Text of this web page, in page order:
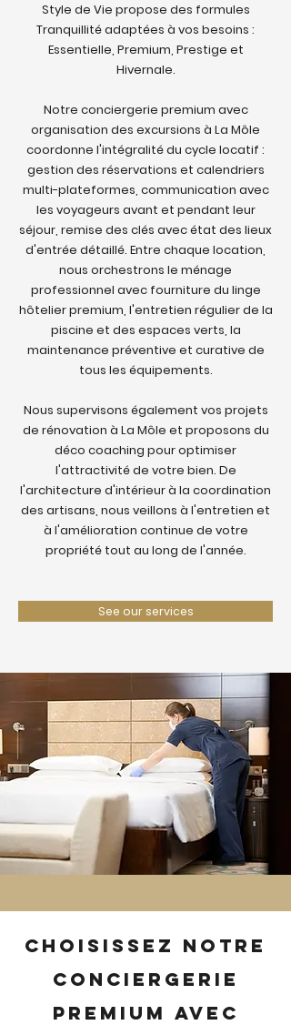
Style de Vie propose des formules
Tranquillité adaptées à vos besoins :
Essentielle, Premium, Prestige et
Hivernale.
Notre conciergerie premium avec
organisation des excursions à La Môle
coordonne l'intégralité du cycle locatif :
gestion des réservations et calendriers
multi-plateformes, communication avec
les voyageurs avant et pendant leur
séjour, remise des clés avec état des lieux
d'entrée détaillé. Entre chaque location,
nous orchestrons le ménage
professionnel avec fourniture du linge
hôtelier premium, l'entretien régulier de la
piscine et des espaces verts, la
maintenance préventive et curative de
tous les équipements.
Nous supervisons également vos projets
de rénovation à La Môle et proposons du
déco coaching pour optimiser
l'attractivité de votre bien. De
l'architecture d'intérieur à la coordination
des artisans, nous veillons à l'entretien et
à l'amélioration continue de votre
propriété tout au long de l'année.
See our services
Choisissez notre
conciergerie
premium avec